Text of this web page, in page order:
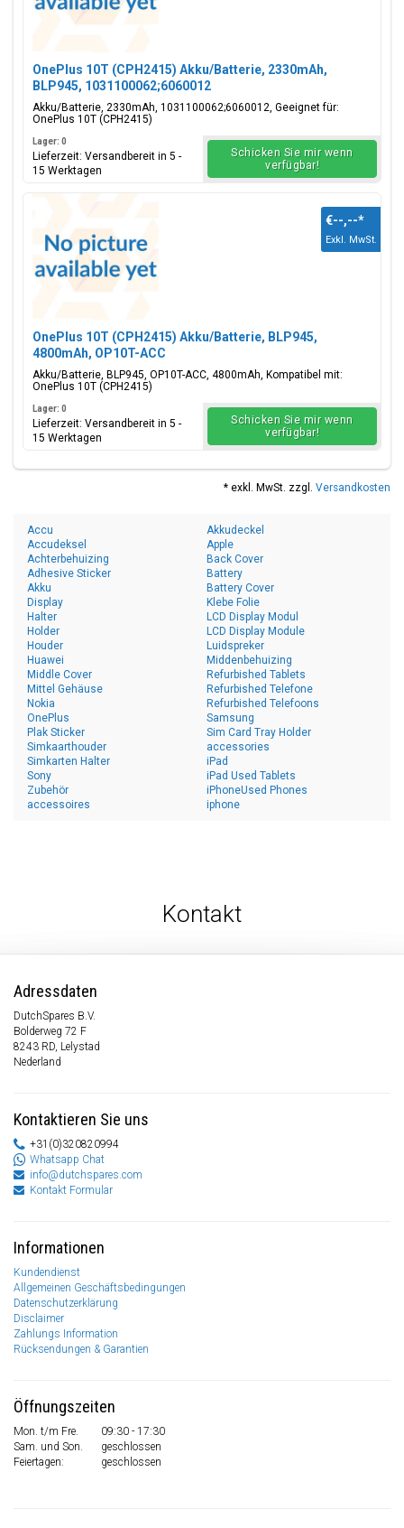
OnePlus 10T (CPH2415) Akku/Batterie, 2330mAh,
BLP945, 1031100062;6060012
Akku/Batterie, 2330mAh, 1031100062;6060012, Geeignet für:
OnePlus 10T (CPH2415)
Lager: 0
Lieferzeit: Versandbereit in 5 -
15 Werktagen
Schicken Sie mir wenn
verfügbar!
OnePlus 10T (CPH2415) Akku/Batterie, BLP945,
4800mAh, OP10T-ACC
Akku/Batterie, BLP945, OP10T-ACC, 4800mAh, Kompatibel mit:
OnePlus 10T (CPH2415)
€--,--*
Exkl. MwSt.
Lager: 0
Lieferzeit: Versandbereit in 5 -
15 Werktagen
Schicken Sie mir wenn
verfügbar!
* exkl. MwSt. zzgl. Versandkosten
Accu
Accudeksel
Achterbehuizing
Adhesive Sticker
Akku
Akkudeckel
Apple
Back Cover
Battery
Battery Cover
Display
Halter
Holder
Houder
Huawei
Klebe Folie
LCD Display Modul
LCD Display Module
Luidspreker
Middenbehuizing
Middle Cover
Mittel Gehäuse
Nokia
OnePlus
Plak Sticker
Refurbished Tablets
Refurbished Telefone
Refurbished Telefoons
Samsung
Sim Card Tray Holder
Simkaarthouder
Simkarten Halter
Sony
Zubehör
accessoires
accessories
iPad
iPad Used Tablets
iPhoneUsed Phones
iphone
Kontakt
Adressdaten
DutchSpares B.V.
Bolderweg 72 F
8243 RD, Lelystad
Nederland
Kontaktieren Sie uns
+31(0)320820994
Whatsapp Chat
info@dutchspares.com
Kontakt Formular
Informationen
Kundendienst
Allgemeinen Geschäftsbedingungen
Datenschutzerklärung
Disclaimer
Zahlungs Information
Rücksendungen & Garantien
Öffnungszeiten
Mon. t/m Fre.
09:30 - 17:30
Sam. und Son.
geschlossen
Feiertagen:
geschlossen